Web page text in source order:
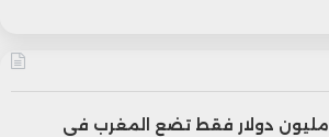
2 مليون دولار فقط تضع المغرب في